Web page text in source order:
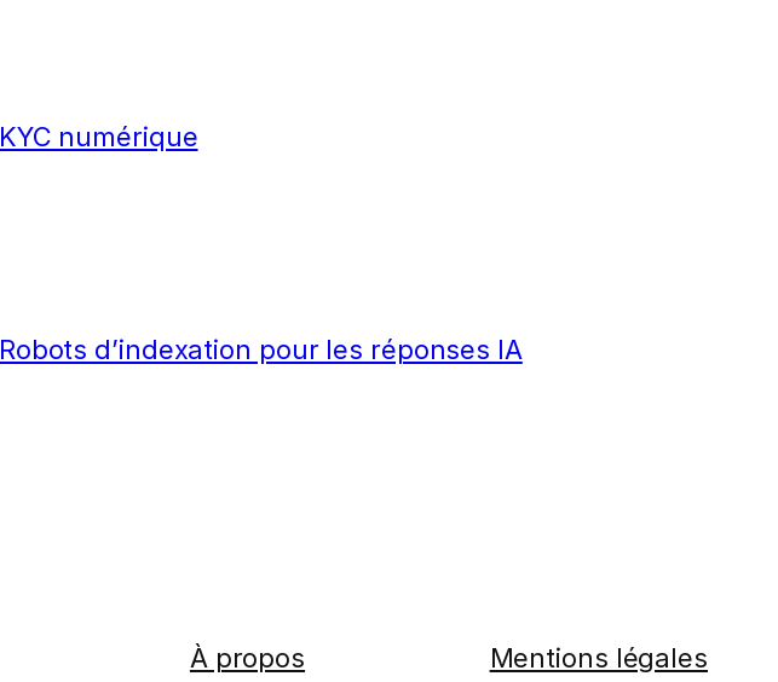
KYC numérique
Robots d’indexation pour les réponses IA
À propos
Mentions légales